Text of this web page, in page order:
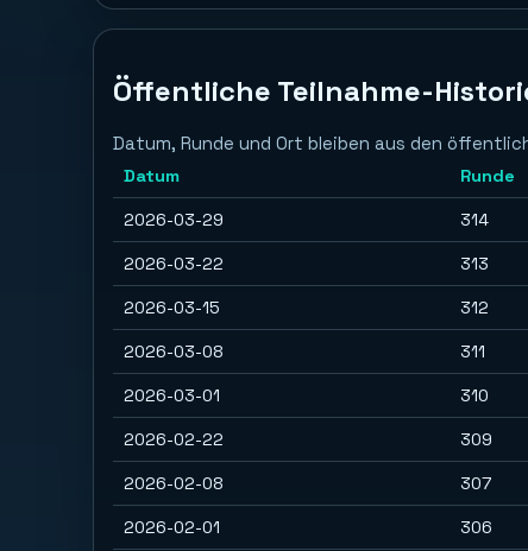
Öffentliche Teilnahme-
Datum, Runde und Ort bleiben aus den
Datum
Runde
2026-03-29 314
2026-03-22 313
2026-03-15 312
2026-03-08 311
2026-03-01 310
2026-02-22 309
2026-02-08 307
2026-02-01 306